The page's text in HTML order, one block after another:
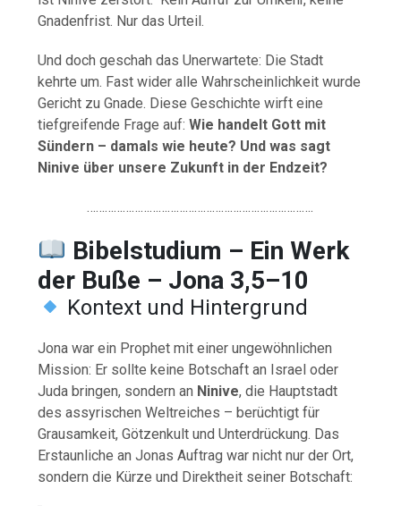
Gnadenfrist. Nur das Urteil.
Und doch geschah das Unerwartete: Die Stadt
kehrte um. Fast wider alle Wahrscheinlichkeit wurde
Gericht zu Gnade. Diese Geschichte wirft eine
tiefgreifende Frage auf:Wie handelt Gott mit
Sündern – damals wie heute? Und was sagt
Ninive über unsere Zukunft in der Endzeit?
………………………………………………………………….
Bibelstudium – Ein Werk
der Buße – Jona 3,5–10
Kontext und Hintergrund
Jona war ein Prophet mit einer ungewöhnlichen
Mission: Er sollte keine Botschaft an Israel oder
Juda bringen, sondern an Ninive, die Hauptstadt
des assyrischen Weltreiches – berüchtigt für
Grausamkeit, Götzenkult und Unterdrückung. Das
Erstaunliche an Jonas Auftrag war nicht nur der Ort,
sondern die Kürze und Direktheit seiner Botschaft: